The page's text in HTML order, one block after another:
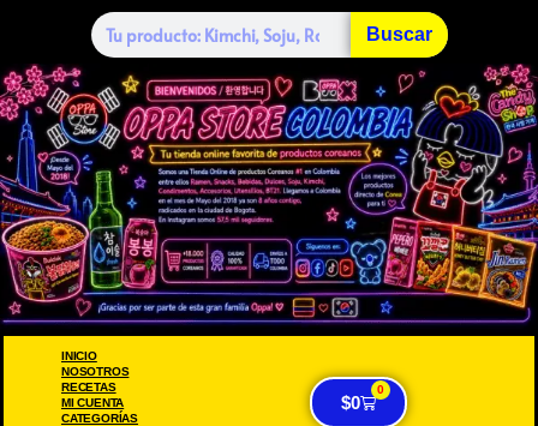
Buscar
INICIO
NOSOTROS
RECETAS
MI CUENTA
CATEGORÍAS
$0
0